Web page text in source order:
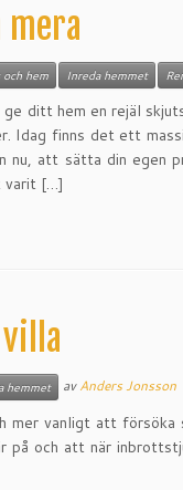
mera
och hem Inreda hemmet
ge ditt hem en rejäl
Idag finns det ett
nu, att sätta din egen
varit […]
hemmet avAnders Jonsson
mer vanligt att försöka
och att när